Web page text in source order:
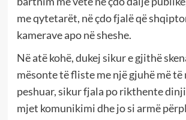
me qytetarët, në çdo fjalë që
kamerave apo në sheshe.
Në atë kohë, dukej sikur e gjithë
mësonte të fliste me një gjuhë më të
peshuar, sikur fjala po rikthente
mjet komunikimi dhe jo si armë